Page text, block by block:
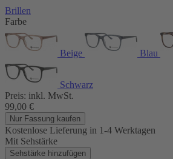
Brillen
Farbe
Beige Blau
Schwarz
Preis: inkl. MwSt.
99,00 €
Nur Fassung kaufen
Kostenlose Lieferung in 1-4 Werktagen
Mit Sehstärke
Sehstärke hinzufügen